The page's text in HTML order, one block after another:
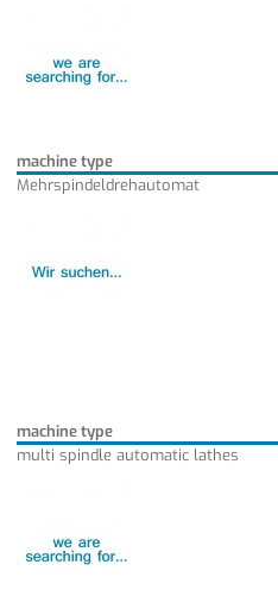
machine type
Mehrspindeldrehautomat
machine type
multi spindle automatic lathes